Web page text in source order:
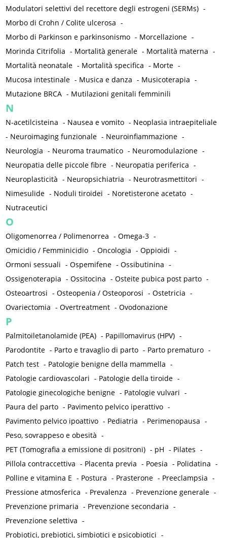
Modulatori selettivi del recettore degli estrogeni (SERMs) -
Morbo di Crohn / Colite ulcerosa -
Morbo di Parkinson e parkinsonismo - Morcellazione -
Morinda Citrifolia - Mortalità generale - Mortalità materna -
Mortalità neonatale - Mortalità specifica - Morte -
Mucosa intestinale - Musica e danza - Musicoterapia -
Mutazione BRCA - Mutilazioni genitali femminili
N
N-acetilcisteina - Nausea e vomito - Neoplasia intraepiteliale
- Neuroimaging funzionale - Neuroinfiammazione -
Neurologia - Neuroma traumatico - Neuromodulazione -
Neuropatia delle piccole fibre - Neuropatia periferica -
Neuroplasticità - Neuropsichiatria - Neurotrasmettitori -
Nimesulide - Noduli tiroidei - Noretisterone acetato -
Nutraceutici
O
Oligomenorrea / Polimenorrea -Omega-3 -
Omicidio / Femminicidio -Oncologia -Oppioidi -
Ormoni sessuali -Ospemifene -Ossibutinina -
Ossigenoterapia -Ossitocina -Osteite pubica post parto -
Osteoartrosi -Osteopenia / Osteoporosi -Ostetricia -
Ovariectomia -Overtreatment -Ovodonazione
P
Palmitoiletanolamide (PEA) - Papillomavirus (HPV) -
Parodontite - Parto e travaglio di parto - Parto prematuro -
Patch test - Patologie benigne della mammella -
Patologie cardiovascolari - Patologie della tiroide -
Patologie ginecologiche benigne - Patologie vulvari -
Paura del parto - Pavimento pelvico iperattivo -
Pavimento pelvico ipoattivo - Pediatria - Perimenopausa -
Peso, sovrappeso e obesità -
PET (Tomografia a emissione di positroni) - pH - Pilates -
Pillola contraccettiva - Placenta previa - Poesia - Polidatina -
Polline e vitamina E - Postura - Prasterone - Preeclampsia -
Pressione atmosferica - Prevalenza - Prevenzione generale -
Prevenzione primaria - Prevenzione secondaria -
Prevenzione selettiva -
Probiotici, prebiotici, simbiotici e psicobiotici -